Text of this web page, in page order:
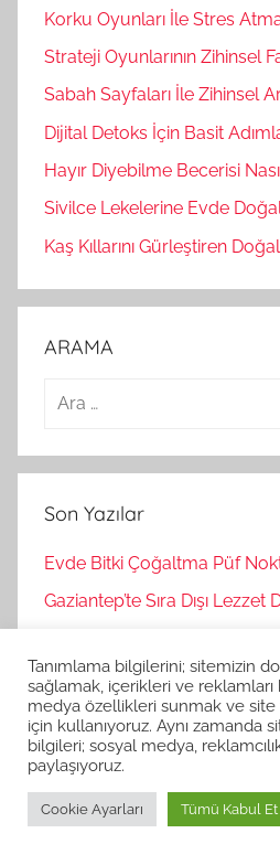
Korku Oyunları İle Stres
Strateji Oyunlarının Zihinsel
Sabah Sayfaları İle Zihinsel
Dijital Detoks İçin Basit
Hayır Diyebilme Becerisi
Sivilce Lekelerine Evde
Kaş Kıllarını Gürleştiren
ARAMA
a
a
Son Yazılar
Evde Bitki Çoğaltma Püf
Gaziantep’te Sıra Dışı Lezzet
Korku Oyunları İle Stres
Strateji Oyunlarının Zihinsel
WordPress Theme:
Tanımlama bilgilerini; sitemizin
sağlamak, içerikleri ve
medya özellikleri sunmak ve
için kullanıyoruz. Aynı zamanda
bilgileri; sosyal medya,
paylaşıyoruz.
Cookie Ayarları Tümü Kabul Et